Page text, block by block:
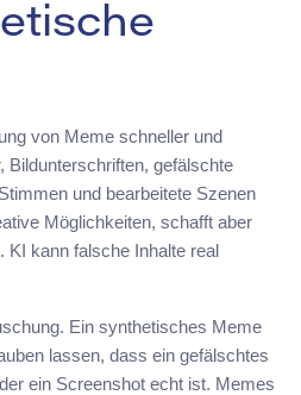
von Meme schneller und
Bildunterschriften, gefälschte
und bearbeitete Szenen
Möglichkeiten, schafft aber
KI kann falsche Inhalte real
Ein synthetisches Meme
lassen, dass ein gefälschtes
ein Screenshot echt ist. Memes